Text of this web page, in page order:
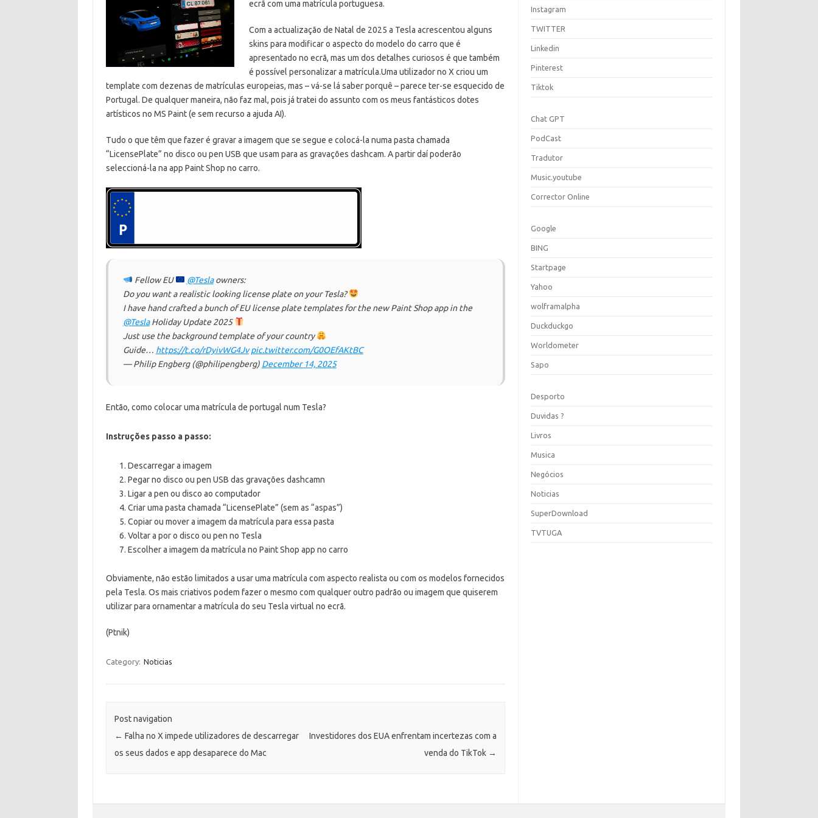
ecrã com uma matrícula portuguesa.
Com a actualização de Natal de 2025 a Tesla acrescentou alguns
skins para modificar o aspecto do modelo do carro que é
apresentado no ecrã, mas um dos detalhes curiosos é que também
é possível personalizar a matrícula.Uma utilizador no X criou um
template com dezenas de matrículas europeias, mas – vá-se lá saber porquê – parece ter-se esquecido de
Portugal. De qualquer maneira, não faz mal, pois já tratei do assunto com os meus fantásticos dotes
artísticos no MS Paint (e sem recurso a ajuda AI).
Tudo o que têm que fazer é gravar a imagem que se segue e colocá-la numa pasta chamada
“LicensePlate” no disco ou pen USB que usam para as gravações dashcam. A partir daí poderão
seleccioná-la na app Paint Shop no carro.
Fellow EU @Teslaowners:
Do you want a realistic looking license plate on your Tesla?
I have hand crafted a bunch of EU license plate templates for the new Paint Shop app in the
@TeslaHoliday Update 2025
Just use the background template of your country
Guide… https://t.co/rDyivWG4Jv pic.twitter.com/G0OEfAKtBC
— Philip Engberg (@philipengberg) December 14, 2025
Então, como colocar uma matrícula de portugal num Tesla?
Instruções passo a passo:
Descarregar a imagem
Pegar no disco ou pen USB das gravações dashcamn
Ligar a pen ou disco ao computador
Criar uma pasta chamada “LicensePlate” (sem as “aspas”)
Copiar ou mover a imagem da matrícula para essa pasta
Voltar a por o disco ou pen no Tesla
Escolher a imagem da matrícula no Paint Shop app no carro
Obviamente, não estão limitados a usar uma matrícula com aspecto realista ou com os modelos fornecidos
pela Tesla. Os mais criativos podem fazer o mesmo com qualquer outro padrão ou imagem que quiserem
utilizar para ornamentar a matrícula do seu Tesla virtual no ecrã.
(Ptnik)
Category: Noticias
Post navigation
← Falha no X impede utilizadores de descarregar
os seus dados e app desaparece do Mac
Investidores dos EUA enfrentam incertezas com a
venda do TikTok →
Instagram
TWITTER
Linkedin
Pinterest
Tiktok
Chat GPT
PodCast
Tradutor
Music.youtube
Corrector Online
Google
BING
Startpage
Yahoo
wolframalpha
Duckduckgo
Worldometer
Sapo
Desporto
Duvidas ?
Livros
Musica
Negócios
Noticias
SuperDownload
TVTUGA